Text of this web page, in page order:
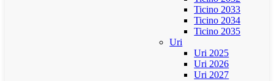
Ticino 2033
Ticino 2034
Ticino 2035
Uri
Uri 2025
Uri 2026
Uri 2027